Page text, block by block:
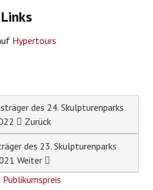
Hypertours
des 24. Skulpturenparks
Zurück
des 23. Skulpturenparks
Weiter